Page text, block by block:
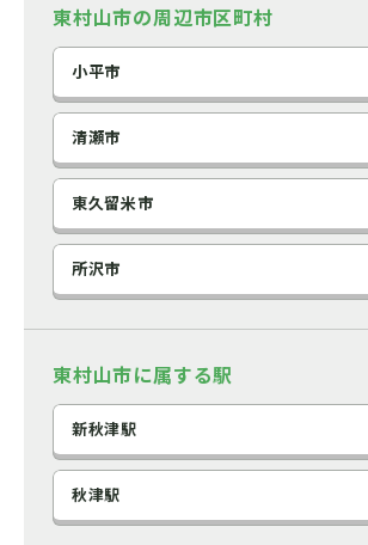
東村山市の周辺市区町村
小平市
清瀬市
東久留米市
所沢市
東村山市に属する駅
新秋津駅
秋津駅